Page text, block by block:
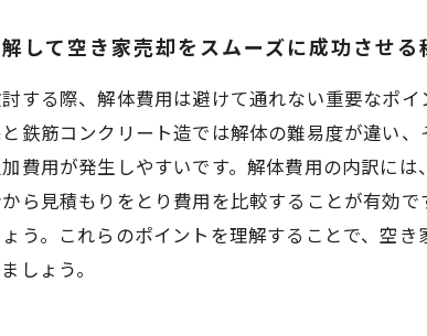
して空き家売却をスムーズに成功させる
する際、解体費用は避けて通れない重要なポ
鉄筋コンクリート造では解体の難易度が違い
費用が発生しやすいです。解体費用の内訳に
ら見積もりをとり費用を比較することが有効
う。これらのポイントを理解することで、空
しょう。